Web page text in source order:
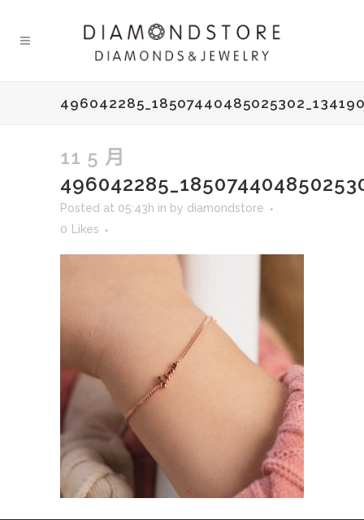
11 5 月
Posted at 05:43h in by diamondstore
0
Likes